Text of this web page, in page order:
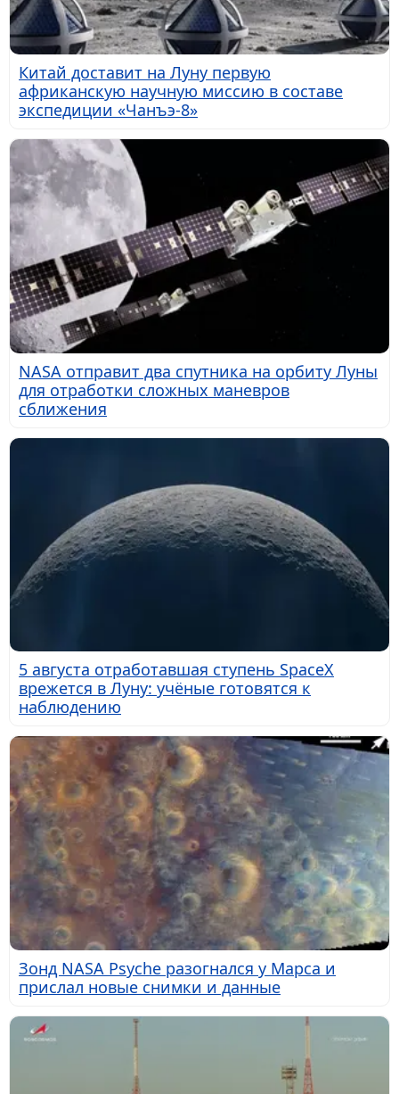
Китай доставит на Луну первую
африканскую научную миссию в составе
экспедиции «Чанъэ-8»
NASA отправит два спутника на орбиту Луны
для отработки сложных маневров
сближения
5 августа отработавшая ступень SpaceX
врежется в Луну: учёные готовятся к
наблюдению
Зонд NASA Psyche разогнался у Марса и
прислал новые снимки и данные